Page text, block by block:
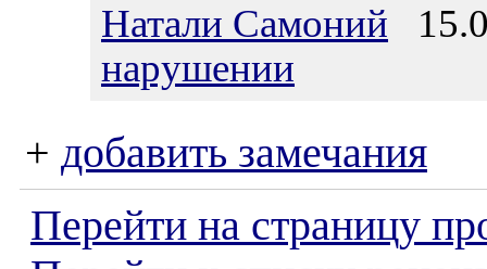
Натали Самоний
нарушении
+ добавить замечания
Перейти на страницу